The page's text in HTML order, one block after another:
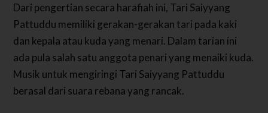
Dari pengertian secara harafiah ini, Tari Saiyyang
Pattuddu memiliki gerakan-gerakan tari pada kaki
dan kepala atau kuda yang menari. Dalam tarian ini
ada pula salah satu anggota penari yang menaiki kuda.
Musik untuk mengiringi Tari Saiyyang Pattuddu
berasal dari suara rebana yang rancak.